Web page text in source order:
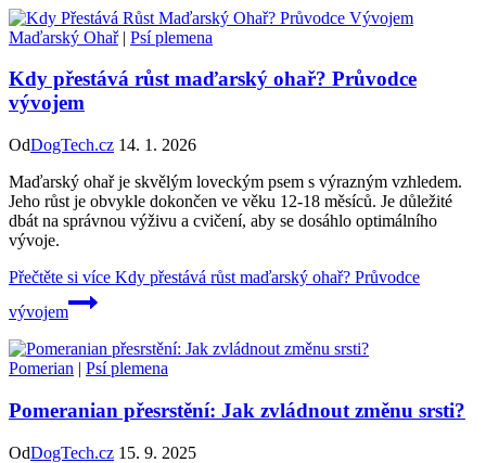
Maďarský Ohař| Psí plemena
Kdy přestává růst maďarský ohař? Průvodce
vývojem
OdDogTech.cz 14. 1. 2026
Maďarský ohař je skvělým loveckým psem s výrazným vzhledem.
Jeho růst je obvykle dokončen ve věku 12-18 měsíců. Je důležité
dbát na správnou výživu a cvičení, aby se dosáhlo optimálního
vývoje.
Přečtěte si více Kdy přestává růst maďarský ohař? Průvodce
vývojem
Pomerian | Psí plemena
Pomeranian přesrstění: Jak zvládnout změnu srsti?
OdDogTech.cz 15. 9. 2025